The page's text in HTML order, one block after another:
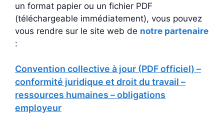
un format papier ou un fichier PDF
(téléchargeable immédiatement), vous pouvez
vous rendre sur le site web de notre partenaire
:
Convention collective à jour (PDF officiel) –
conformité juridique et droit du travail –
ressources humaines – obligations
employeur